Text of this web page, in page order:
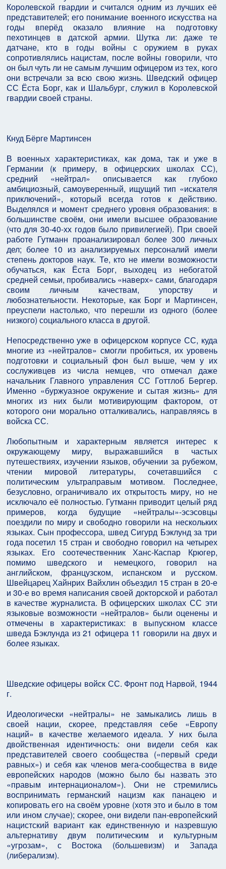
Королевской гвардии и считался одним из лучших её
представителей; его понимание военного искусства на
годы вперёд оказало влияние на подготовку
пехотинцев в датской армии. Шутка ли: даже те
датчане, кто в годы войны с оружием в руках
сопротивлялись нацистам, после войны говорили, что
он был чуть ли не самым лучшим офицером из тех, кого
они встречали за всю свою жизнь. Шведский офицер
СС Ёста Борг, как и Шальбург, служил в Королевской
гвардии своей страны.
Кнуд Бёрге Мартинсен
В военных характеристиках, как дома, так и уже в
Германии (к примеру, в офицерских школах СС),
средний «нейтрал» описывается как глубоко
амбициозный, самоуверенный, ищущий тип «искателя
приключений», который всегда готов к действию.
Выделялся и момент среднего уровня образования: в
большинстве своём, они имели высшее образование
(что для 30-40-хх годов было привилегией). При своей
работе Гутманн проанализировал более 300 личных
дел; более 10 из анализируемых персоналий имели
степень докторов наук. Те, кто не имели возможности
обучаться, как Ёста Борг, выходец из небогатой
средней семьи, пробивались «наверх» сами, благодаря
своим личным качествам, упорству и
любознательности. Некоторые, как Борг и Мартинсен,
преуспели настолько, что перешли из одного (более
низкого) социального класса в другой.
Непосредственно уже в офицерском корпусе СС, куда
многие из «нейтралов» смогли пробиться, их уровень
подготовки и социальный фон был выше, чем у их
сослуживцев из числа немцев, что отмечал даже
начальник Главного управления СС Готтлоб Бергер.
Именно «буржуазное окружение и сытая жизнь» для
многих из них были мотивирующим фактором, от
которого они морально отталкивались, направляясь в
войска СС.
Любопытным и характерным является интерес к
окружающему миру, выражавшийся в частых
путешествиях, изучении языков, обучении за рубежом,
чтении мировой литературы, сочетавшийся с
политическим ультраправым мотивом. Последнее,
безусловно, ограничивало их открытость миру, но не
исключало её полностью. Гутманн приводит целый ряд
примеров, когда будущие «нейтралы»-эсэсовцы
поездили по миру и свободно говорили на нескольких
языках. Сын профессора, швед Сигурд Бэклунд за три
года посетил 15 стран и свободно говорил на четырех
языках. Его соотечественник Ханс-Каспар Крюгер,
помимо шведского и немецкого, говорил на
английском, французском, испанском и русском.
Швейцарец Хайнрих Вайхлин объездил 15 стран в 20-е
и 30-е во время написания своей докторской и работал
в качестве журналиста. В офицерских школах СС эти
языковые возможности «нейтралов» были оценены и
отмечены в характеристиках: в выпускном классе
шведа Бэклунда из 21 офицера 11 говорили на двух и
более языках.
Шведские офицеры войск СС. Фронт под Нарвой, 1944
г.
Идеологически «нейтралы» не замыкались лишь в
своей нации, скорее, представляя себе «Европу
наций» в качестве желаемого идеала. У них была
двойственная идентичность: они видели себя как
представителей своего сообщества («первый среди
равных») и себя как членов мега-сообщества в виде
европейских народов (можно было бы назвать это
«правым интернационалом»). Они не стремились
воспринимать германский нацизм как панацею и
копировать его на своём уровне (хотя это и было в том
или ином случае); скорее, они видели пан-европейский
нацистский вариант как единственную и назревшую
альтернативу двум политическим и культурным
«угрозам», с Востока (большевизм) и Запада
(либерализм).